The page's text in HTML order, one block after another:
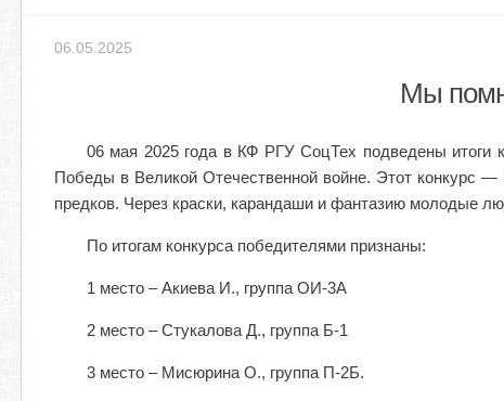
06.05.2025
Мы
06 мая 2025 года в КФ РГУ СоцТех подведены итоги
Победы в Великой Отечественной войне. Этот конкурс —
предков. Через краски, карандаши и фантазию молодые
По итогам конкурса победителями признаны:
1 место – Акиева И., группа ОИ-3А
2 место – Стукалова Д., группа Б-1
3 место – Мисюрина О., группа П-2Б.